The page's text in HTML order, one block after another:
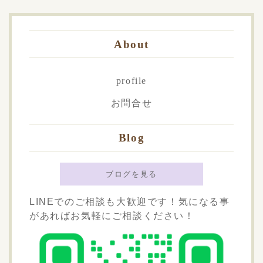
About
profile
お問合せ
Blog
ブログを見る
LINEでのご相談も大歓迎です！気になる事
があればお気軽にご相談ください！